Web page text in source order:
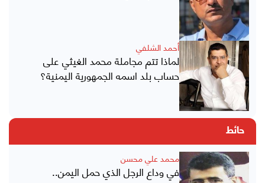
أحمد الشلفي
لماذا تتم مجاملة محمد الغيثي على
حساب بلد اسمه الجمهورية اليمنية؟
حائط
محمد علي محسن
في وداع الرجل الذي حمل اليمن..